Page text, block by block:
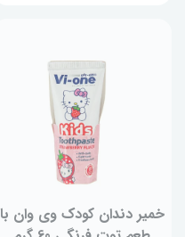
خمیر دندان کودک وی وان با